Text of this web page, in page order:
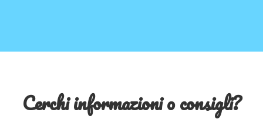
Cerchi informazioni o consigli?